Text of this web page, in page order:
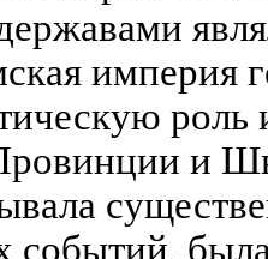
империя
роль
и
событий,